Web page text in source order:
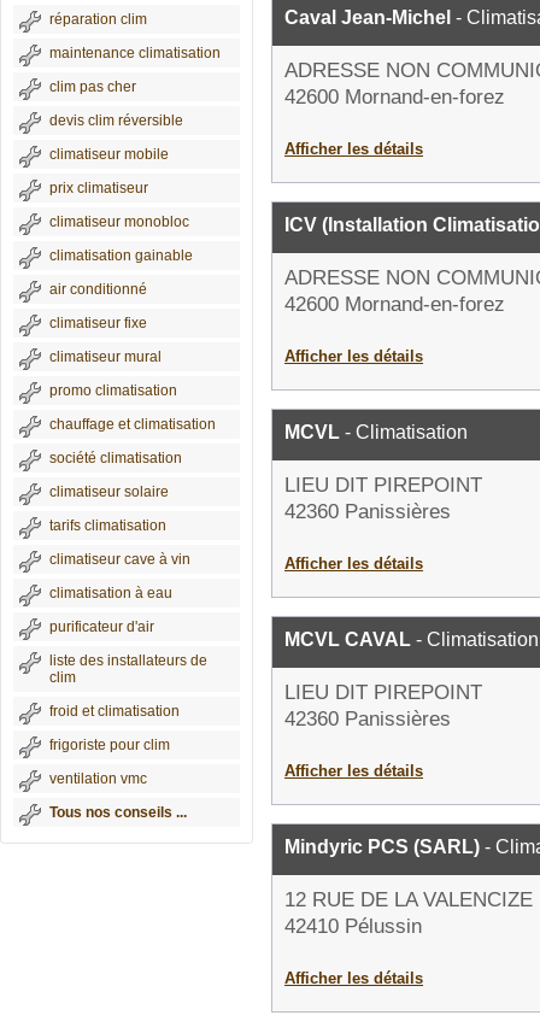
réparation clim
maintenance climatisation
clim pas cher
devis clim réversible
climatiseur mobile
prix climatiseur
climatiseur monobloc
climatisation gainable
air conditionné
climatiseur fixe
climatiseur mural
promo climatisation
chauffage et climatisation
société climatisation
climatiseur solaire
tarifs climatisation
climatiseur cave à vin
climatisation à eau
purificateur d'air
liste des installateurs de
clim
froid et climatisation
frigoriste pour clim
ventilation vmc
Tous nos conseils ...
Caval Jean-Michel -
ADRESSE NON
42600 Mornand-en-forez
Afficher les détails
ICV (Installation
ADRESSE NON
42600 Mornand-en-forez
Afficher les détails
MCVL - Climatisation
LIEU DIT PIREPOINT
42360 Panissières
Afficher les détails
MCVL CAVAL - Climatisation
LIEU DIT PIREPOINT
42360 Panissières
Afficher les détails
Mindyric PCS (SARL) -
12 RUE DE LA VALENCIZE
42410 Pélussin
Afficher les détails